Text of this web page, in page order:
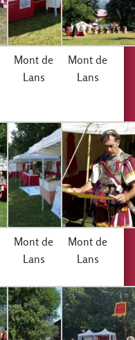
Mont de
Lans
Mont de
Lans
Mont de
Lans
Mont de
Lans